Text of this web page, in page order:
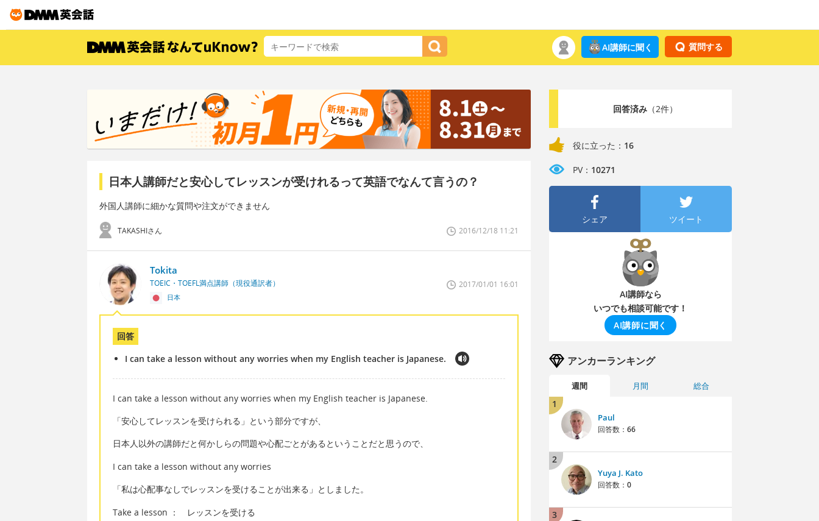
質問する
AI講師に聞く
日本人講師だと安心してレッスンが受けれるって英語でなんて言うの？
外国人講師に細かな質問や注文ができません
TAKASHIさん 2016/12/18 11:21
Tokita
TOEIC・TOEFL満点講師（現役通訳者）
日本
2017/01/01 16:01
回答
I can take a lesson without any worries when my English teacher is Japanese.
I can take a lesson without any worries when my English teacher is Japanese.
「安心してレッスンを受けられる」という部分ですが、
日本人以外の講師だと何かしらの問題や心配ごとがあるということだと思うので、
I can take a lesson without any worries
「私は心配事なしでレッスンを受けることが出来る」としました。
Take a lesson ： レッスンを受ける
回答済み（2件）
役に立った： 16
PV： 10271
シェア ツイート
AI講師なら
いつでも相談可能です！
AI講師に聞く
アンカーランキング
週間 月間 総合
1
Paul
回答数： 66
2
Yuya J. Kato
回答数： 0
3